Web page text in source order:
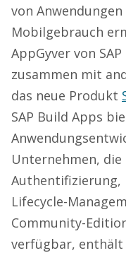
von
Mobilgebrauch
AppGyver von
zusammen mit
das neue Produkt
SAP Build Apps
Unternehmen,
Lifecycle-
Community-
verfügbar, enthält